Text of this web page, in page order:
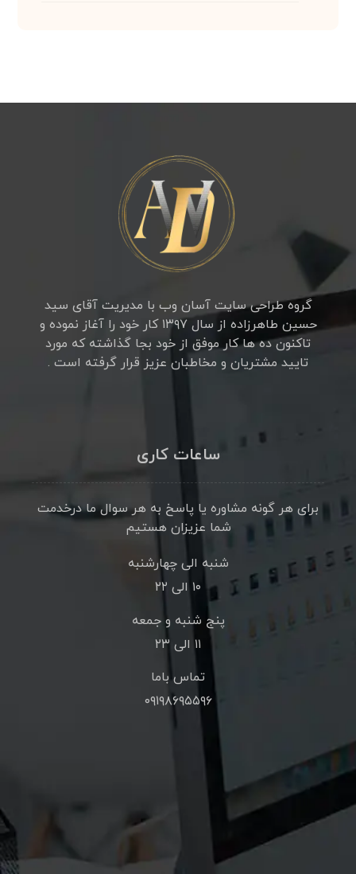
گروه طراحی سایت آسان وب با مدیریت آقای سید
حسین طاهرزاده از سال ۱۳۹۷ کار خود را آغاز نموده و
تاکنون ده ها کار موفق از خود بجا گذاشته که مورد
تایید مشتریان و مخاطبان عزیز قرار گرفته است .
ساعات کاری
برای هر گونه مشاوره یا پاسخ به هر سوال ما درخدمت
شما عزیزان هستیم
شنبه الی چهارشنبه
۱۰ الی ۲۲
پنج شنبه و جمعه
۱۱ الی ۲۳
تماس باما
۰۹۱۹۸۶۹۵۵۹۶